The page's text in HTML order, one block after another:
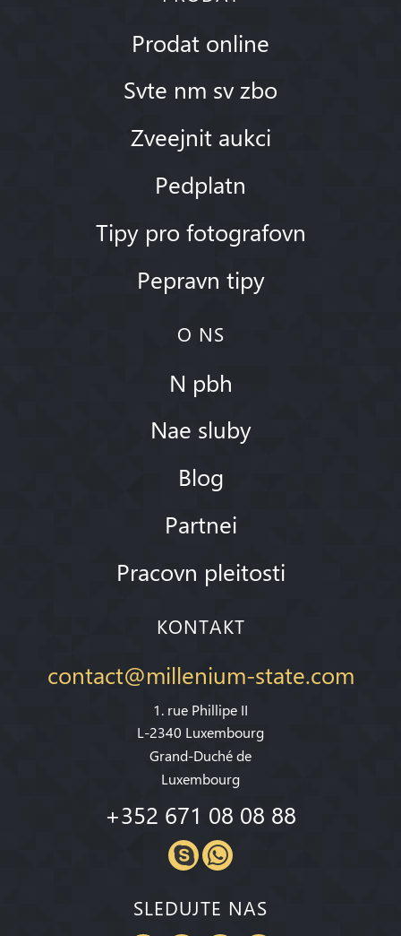
Prodat online
Svte nm sv zbo
Zveejnit aukci
Pedplatn
Tipy pro fotografovn
Pepravn tipy
O NS
N pbh
Nae sluby
Blog
Partnei
Pracovn pleitosti
KONTAKT
contact@millenium-state.com
1. rue Phillipe II
L-2340 Luxembourg
Grand-Duché de
Luxembourg
+352 671 08 08 88
SLEDUJTE NAS